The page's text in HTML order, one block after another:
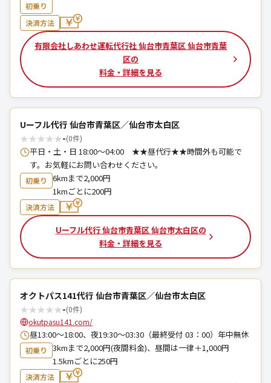
初乗り
決済方法
有限会社しあわせ運転代行社 仙台市青葉区 仙台市青葉
区の
料金・詳細を見る
Uーフル代行 仙台市青葉区／仙台市太白区
★★★★★-(0件)
平日・土・日 18:00〜04:00 ★★昼代行★★時間外も可能で
す。お気軽にお問い合わせください。
初乗り
6kmまで2,000円
1kmごとに200円
決済方法
Uーフル代行 仙台市青葉区 仙台市太白区の
料金・詳細を見る
オクトパス141代行 仙台市青葉区／仙台市太白区
★★★★★-(0件)
okutpasu141.com/
昼13:00～18:00、夜19:30～03:30（最終受付 03：00）年中無休
初乗り
3kmまで2,000円(夜間料金)、昼間は一律＋1,000円
1.5kmごとに250円
決済方法